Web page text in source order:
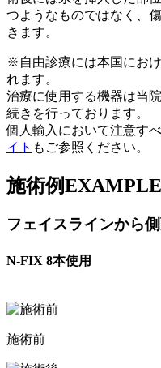
つようなものではなく、
きます。
※自由診療には本国にお
れます。
治療に使用する機器は当
続きを行っております。
個人輸入において注意す
イト もご参照ください。
施術例EXAMPLE
フェイスラインから
N-FIX 8本使用
施術前